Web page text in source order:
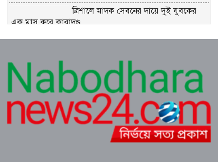
ত্রিশালে মাদক সেবনের দায়ে দুই যুবকের
এক মাস করে কারাদণ্ড
শ্রীনগরে বিদ্যুতের অতিরিক্ত বিল বিপাকে
কুমিল্লা ধর্মসাগর পাড় মঞ্চের প্রাণবন্ত চা-চক্র
ও বর্ষার খিচুড়ি আড্ডা
এডভোকেট মিজানুর রহমান অন্তরের ওপর
হামলার প্রতিবাদে কুমিল্লা বারে মানববন্ধন